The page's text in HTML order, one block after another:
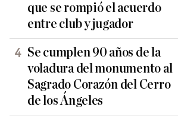
que se rompió el acuerdo
entre club y jugador
Se cumplen 90 años de la
voladura del monumento al
Sagrado Corazón del Cerro
de los Ángeles